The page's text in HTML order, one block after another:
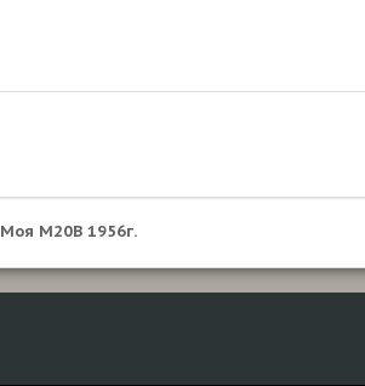
Моя М20В 1956г.